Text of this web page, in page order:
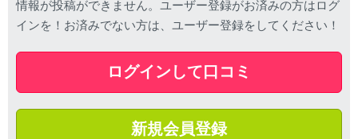
情報が投稿ができません。ユーザー登録がお済みの方はログ
インを！お済みでない方は、ユーザー登録をしてください！
ログインして口コミ
新規会員登録